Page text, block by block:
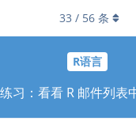
R语言
习：看看 R 邮件列表
33 / 56 条